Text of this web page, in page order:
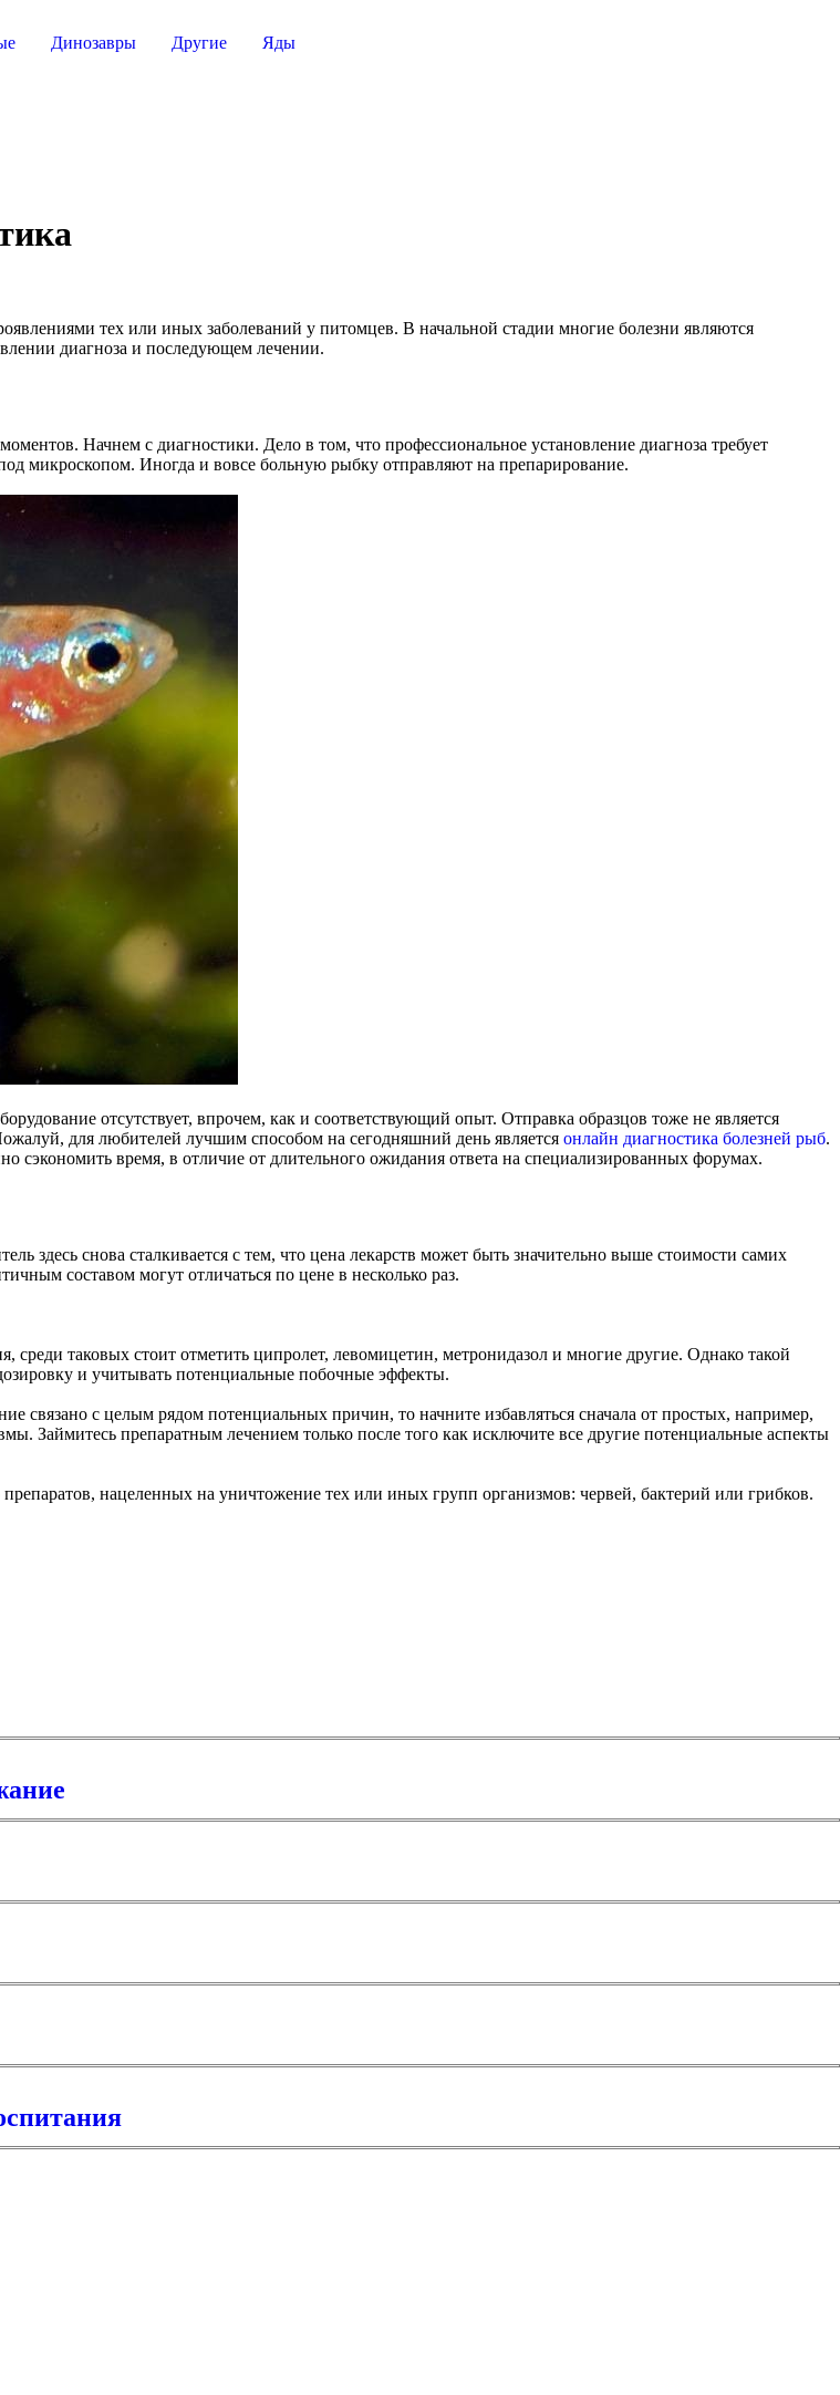
Динозавры Другие Яды
тех или иных заболеваний у питомцев. В начальной стадии многие болезни являются
диагноза и последующем лечении.
Начнем с диагностики. Дело в том, что профессиональное установление диагноза требует
микроскопом. Иногда и вовсе больную рыбку отправляют на препарирование.
отсутствует, впрочем, как и соответствующий опыт. Отправка образцов тоже не является
для любителей лучшим способом на сегодняшний день является онлайн диагностика болезней рыб.
сэкономить время, в отличие от длительного ожидания ответа на специализированных форумах.
здесь снова сталкивается с тем, что цена лекарств может быть значительно выше стоимости самих
составом могут отличаться по цене в несколько раз.
таковых стоит отметить ципролет, левомицетин, метронидазол и многие другие. Однако такой
и учитывать потенциальные побочные эффекты.
связано с целым рядом потенциальных причин, то начните избавляться сначала от простых, например,
Займитесь препаратным лечением только после того как исключите все другие потенциальные аспекты
нацеленных на уничтожение тех или иных групп организмов: червей, бактерий или грибков.